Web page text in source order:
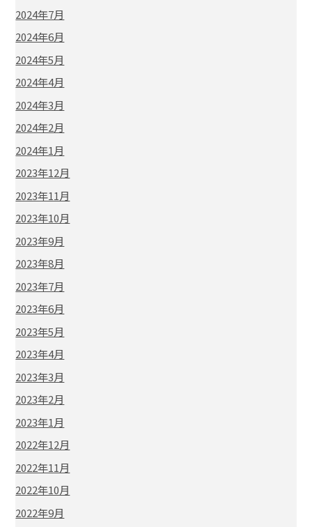
2024年7月
2024年6月
2024年5月
2024年4月
2024年3月
2024年2月
2024年1月
2023年12月
2023年11月
2023年10月
2023年9月
2023年8月
2023年7月
2023年6月
2023年5月
2023年4月
2023年3月
2023年2月
2023年1月
2022年12月
2022年11月
2022年10月
2022年9月